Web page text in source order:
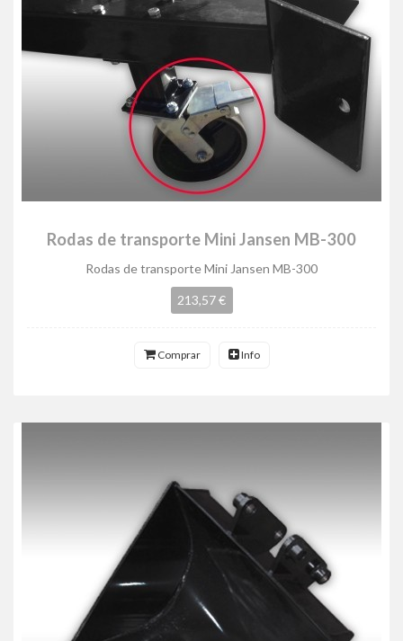
Rodas de transporte Mini Jansen MB-300
Rodas de transporte Mini Jansen MB-300
213,57 €
Comprar Info